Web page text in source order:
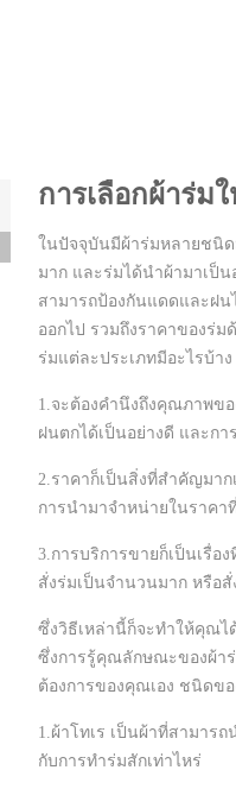
การเลือกผ้าร่ม
ในปัจจุบันมีผ้าร่มหลายชนิ
มาก และร่มได้นำผ้ามาเป็
สามารถป้องกันแดดและฝ
ออกไป รวมถึงราคาของร่
ร่มแต่ละประเภทมีอะไรบ้า
1.จะต้องคำนึงถึงคุณภาพข
ฝนตกได้เป็นอย่างดี และก
2.ราคาก็เป็นสิ่งที่สำคัญมา
การนำมาจำหน่ายในราค
3.การบริการขายก็เป็นเรื่
สั่งร่มเป็นจำนวนมาก หรือ
ซึ่งวิธีเหล่านี้ก็จะทำให้คุณ
ซึ่งการรู้คุณลักษณะของผ้า
ต้องการของคุณเอง ชนิดข
1.ผ้าโทเร เป็นผ้าที่สามาร
กับการทำร่มสักเท่าไหร่